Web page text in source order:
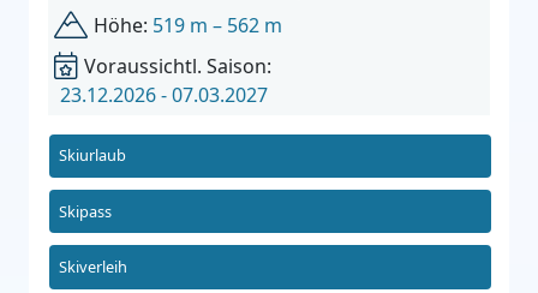
Höhe: 519 m – 562 m
Voraussichtl. Saison:
23.12.2026 - 07.03.2027
Skiurlaub
Skipass
Skiverleih